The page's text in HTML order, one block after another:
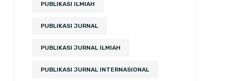
PUBLIKASI ILMIAH
PUBLIKASI JURNAL
PUBLIKASI JURNAL ILMIAH
PUBLIKASI JURNAL INTERNASIONAL